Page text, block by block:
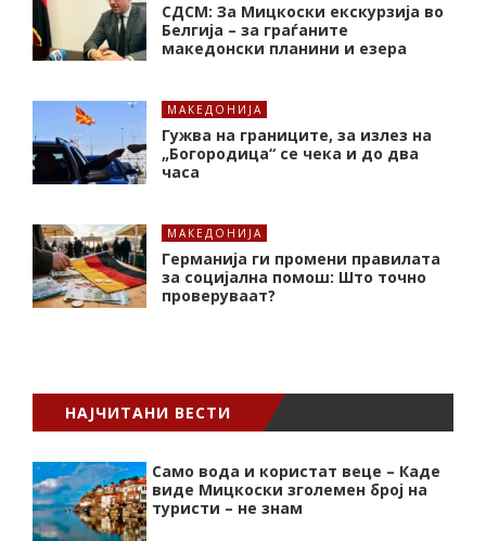
СДСМ: За Мицкоски екскурзија во
Белгија – за граѓаните
македонски планини и езера
МАКЕДОНИЈА
Гужва на границите, за излез на
„Богородица“ се чека и до два
часа
МАКЕДОНИЈА
Германија ги промени правилата
за социјална помош: Што точно
проверуваат?
НАЈЧИТАНИ ВЕСТИ
Само вода и користат веце – Каде
виде Мицкоски зголемен број на
туристи – не знам